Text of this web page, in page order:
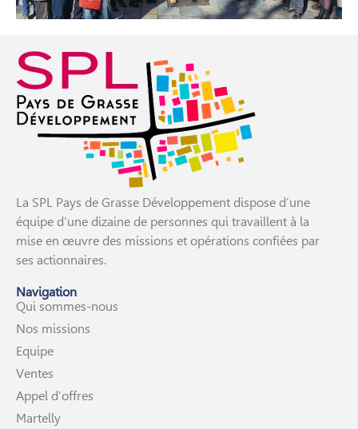
La SPL Pays de Grasse Développement dispose d’une
équipe d’une dizaine de personnes qui travaillent à la
mise en œuvre des missions et opérations confiées par
ses actionnaires.
Navigation
Qui sommes-nous
Nos missions
Equipe
Ventes
Appel d’offres
Martelly